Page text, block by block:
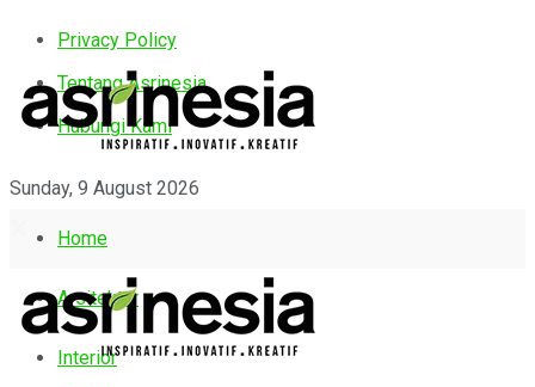
Privacy Policy
Tentang Asrinesia
Hubungi Kami
Sunday, 9 August 2026
Home
Arsitektur
Interior